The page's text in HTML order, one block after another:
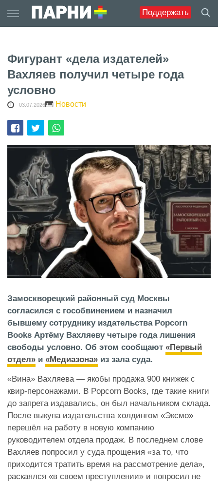
Поддержать
to
content
Фигурант «дела издателей»
Вахляев получил четыре года
условно
03.07.2026 Новости
Замоскворецкий районный суд Москвы
согласился с гособвинением и назначил
бывшему сотруднику издательства Popcorn
Books Артёму Вахляеву четыре года лишения
свободы условно. Об этом сообщают «Первый
отдел» и «Медиазона» из зала суда.
«Вина» Вахляева — якобы продажа 900 книжек с
квир-персонажами. В Popcorn Books, где такие книги
до запрета издавались, он был начальником склада.
После выкупа издательства холдингом «Эксмо»
перешёл на работу в новую компанию
руководителем отдела продаж. В последнем слове
Вахляев попросил у суда прощения «за то, что
приходится тратить время на рассмотрение дела»,
раскаялся «в своем преступлении» и попросил не